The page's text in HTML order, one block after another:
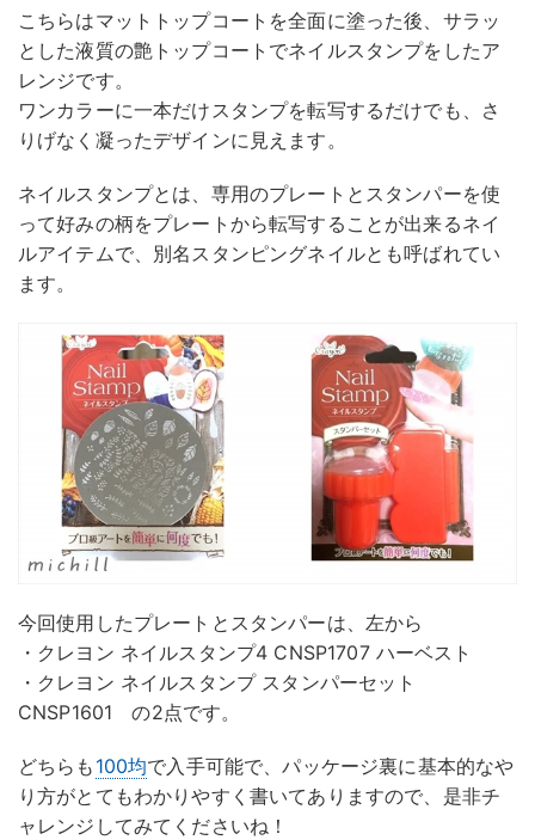
こちらはマットトップコートを全面に塗った後、サラッ
とした液質の艶トップコートでネイルスタンプをしたア
レンジです。
ワンカラーに一本だけスタンプを転写するだけでも、さ
りげなく凝ったデザインに見えます。
ネイルスタンプとは、専用のプレートとスタンパーを使
って好みの柄をプレートから転写することが出来るネイ
ルアイテムで、別名スタンピングネイルとも呼ばれてい
ます。
今回使用したプレートとスタンパーは、左から
・クレヨン ネイルスタンプ4 CNSP1707 ハーベスト
・クレヨン ネイルスタンプ スタンパーセット
CNSP1601 の2点です。
どちらも 100均で入手可能で、パッケージ裏に基本的なや
り方がとてもわかりやすく書いてありますので、是非チ
ャレンジしてみてくださいね！